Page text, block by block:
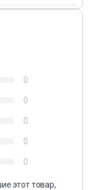
0
0
0
0
0
этот товар,